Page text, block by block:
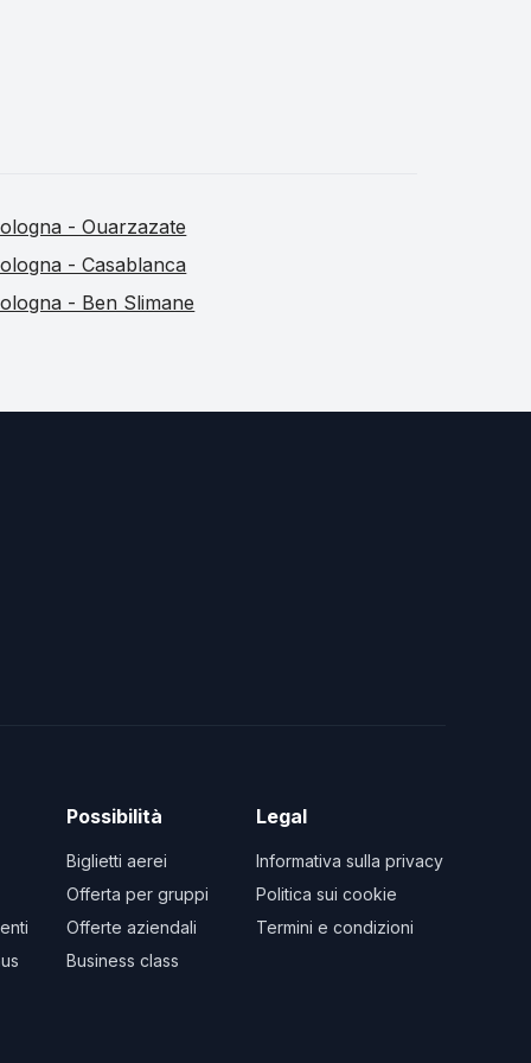
- Ouarzazate
- Casablanca
- Ben Slimane
Possibilità
Biglietti aerei
Offerta per gruppi
Offerte aziendali
Business class
Legal
Informativa sulla privacy
Politica sui cookie
Termini e condizioni